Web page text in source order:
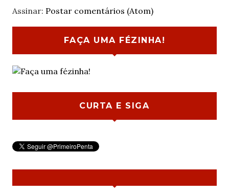
Assinar: Postar comentários (Atom)
FAÇA UMA FÉZINHA!
CURTA E SIGA